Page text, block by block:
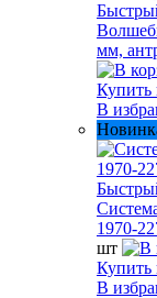
мм,
Купить
В
1970-
шт
Купить
В